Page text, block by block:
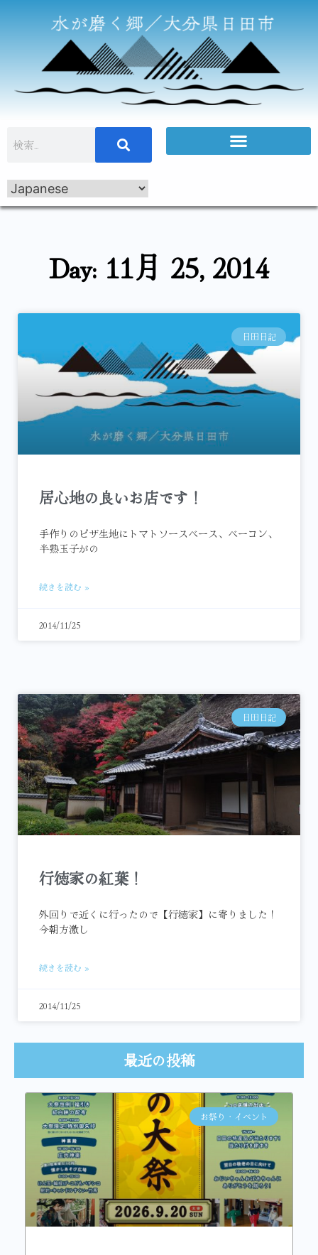
Day: 11月 25, 2014
日田日記
居心地の良いお店です！
手作りのピザ生地にトマトソースベース、ベーコン、
半熟玉子がの
続きを読む »
2014/11/25
日田日記
行徳家の紅葉！
外回りで近くに行ったので【行徳家】に寄りました！
今朝方激し
続きを読む »
2014/11/25
最近の投稿
お祭り・イベント